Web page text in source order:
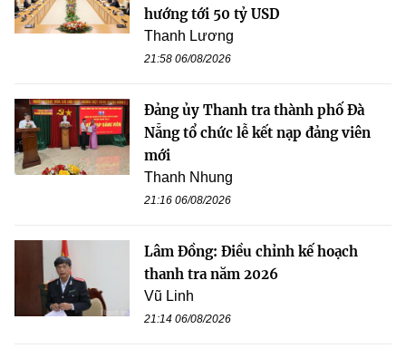
hướng tới 50 tỷ USD
Thanh Lương
21:58 06/08/2026
Đảng ủy Thanh tra thành phố Đà
Nẵng tổ chức lễ kết nạp đảng viên
mới
Thanh Nhung
21:16 06/08/2026
Lâm Đồng: Điều chỉnh kế hoạch
thanh tra năm 2026
Vũ Linh
21:14 06/08/2026